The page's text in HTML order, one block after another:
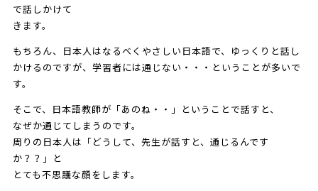
で話しかけて
きます。
もちろん、日本人はなるべくやさしい日本語で、ゆっくりと話し
かけるのですが、学習者には通じない・・・ということが多いで
す。
そこで、日本語教師が「あのね・・」ということで話すと、
なぜか通じてしまうのです。
周りの日本人は「どうして、先生が話すと、通じるんです
か？？」と
とても不思議な顔をします。